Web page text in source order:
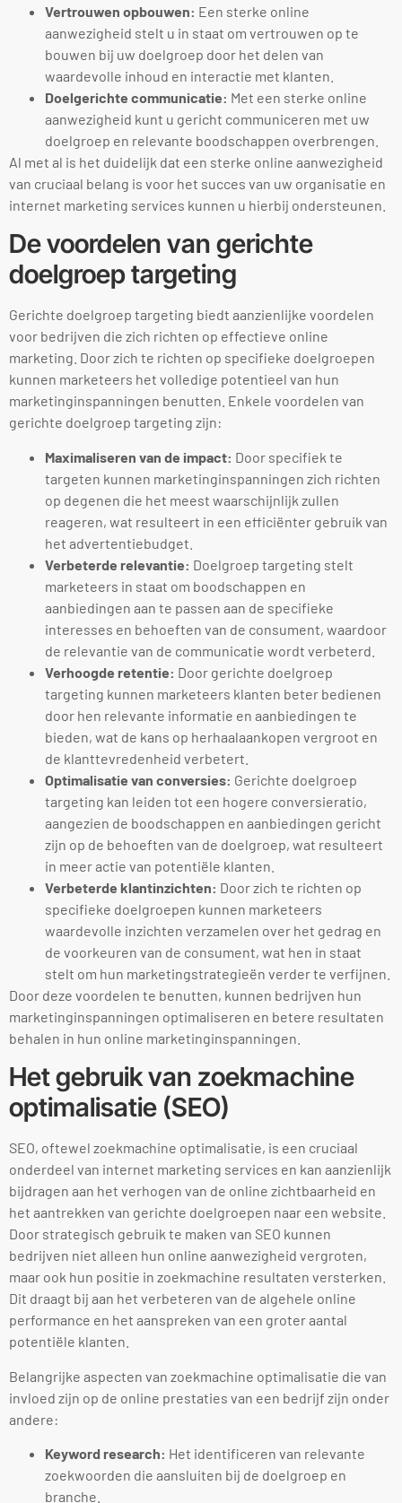
Vertrouwen opbouwen: Een sterke online
aanwezigheid stelt u in staat om vertrouwen op te
bouwen bij uw doelgroep door het delen van
waardevolle inhoud en interactie met klanten.
Doelgerichte communicatie: Met een sterke online
aanwezigheid kunt u gericht communiceren met uw
doelgroep en relevante boodschappen overbrengen.
Al met al is het duidelijk dat een sterke online aanwezigheid
van cruciaal belang is voor het succes van uw organisatie en
internet marketing services kunnen u hierbij ondersteunen.
De voordelen van gerichte
doelgroep targeting
Gerichte doelgroep targeting biedt aanzienlijke voordelen
voor bedrijven die zich richten op effectieve online
marketing. Door zich te richten op specifieke doelgroepen
kunnen marketeers het volledige potentieel van hun
marketinginspanningen benutten. Enkele voordelen van
gerichte doelgroep targeting zijn:
Maximaliseren van de impact: Door specifiek te
targeten kunnen marketinginspanningen zich richten
op degenen die het meest waarschijnlijk zullen
reageren, wat resulteert in een efficiënter gebruik van
het advertentiebudget.
Verbeterde relevantie: Doelgroep targeting stelt
marketeers in staat om boodschappen en
aanbiedingen aan te passen aan de specifieke
interesses en behoeften van de consument, waardoor
de relevantie van de communicatie wordt verbeterd.
Verhoogde retentie: Door gerichte doelgroep
targeting kunnen marketeers klanten beter bedienen
door hen relevante informatie en aanbiedingen te
bieden, wat de kans op herhaalaankopen vergroot en
de klanttevredenheid verbetert.
Optimalisatie van conversies: Gerichte doelgroep
targeting kan leiden tot een hogere conversieratio,
aangezien de boodschappen en aanbiedingen gericht
zijn op de behoeften van de doelgroep, wat resulteert
in meer actie van potentiële klanten.
Verbeterde klantinzichten: Door zich te richten op
specifieke doelgroepen kunnen marketeers
waardevolle inzichten verzamelen over het gedrag en
de voorkeuren van de consument, wat hen in staat
stelt om hun marketingstrategieën verder te verfijnen.
Door deze voordelen te benutten, kunnen bedrijven hun
marketinginspanningen optimaliseren en betere resultaten
behalen in hun online marketinginspanningen.
Het gebruik van zoekmachine
optimalisatie (SEO)
SEO, oftewel zoekmachine optimalisatie, is een cruciaal
onderdeel van internet marketing services en kan aanzienlijk
bijdragen aan het verhogen van de online zichtbaarheid en
het aantrekken van gerichte doelgroepen naar een website.
Door strategisch gebruik te maken van SEO kunnen
bedrijven niet alleen hun online aanwezigheid vergroten,
maar ook hun positie in zoekmachine resultaten versterken.
Dit draagt bij aan het verbeteren van de algehele online
performance en het aanspreken van een groter aantal
potentiële klanten.
Belangrijke aspecten van zoekmachine optimalisatie die van
invloed zijn op de online prestaties van een bedrijf zijn onder
andere:
Keyword research: Het identificeren van relevante
zoekwoorden die aansluiten bij de doelgroep en
branche.